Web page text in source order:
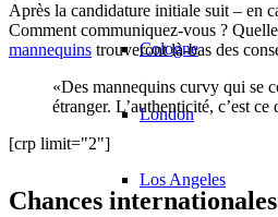
Cologne
London
Los Angeles
Après la candidature initiale suit – en
Comment communiquez-vous ?
mannequins trouveront là-bas des
«Des mannequins curvy qui se
étranger. L’authenticité, c’est
[crp limit="2"]
Chances